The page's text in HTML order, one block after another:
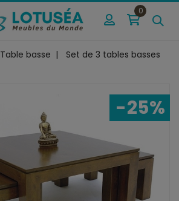
0
Table basse Set de 3 tables basses
-25%